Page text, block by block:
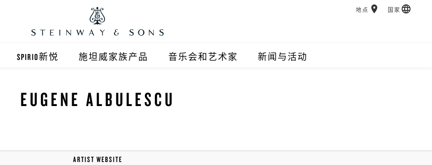
舰店
SPIRIO新悦 施坦威家族产品
波士顿钢琴
艾塞克斯钢琴
音乐会和艺术家 新闻与活动
地点 国家
EUGENE ALBULESCU
ARTIST WEBSITE